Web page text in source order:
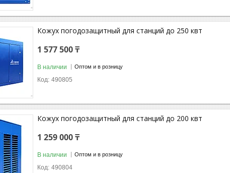
Кожух погодозащитный для станций до 250 квт
1 577 500 ₸
В наличии Оптом и в розницу
490805
Кожух погодозащитный для станций до 200 квт
1 259 000 ₸
В наличии Оптом и в розницу
490804